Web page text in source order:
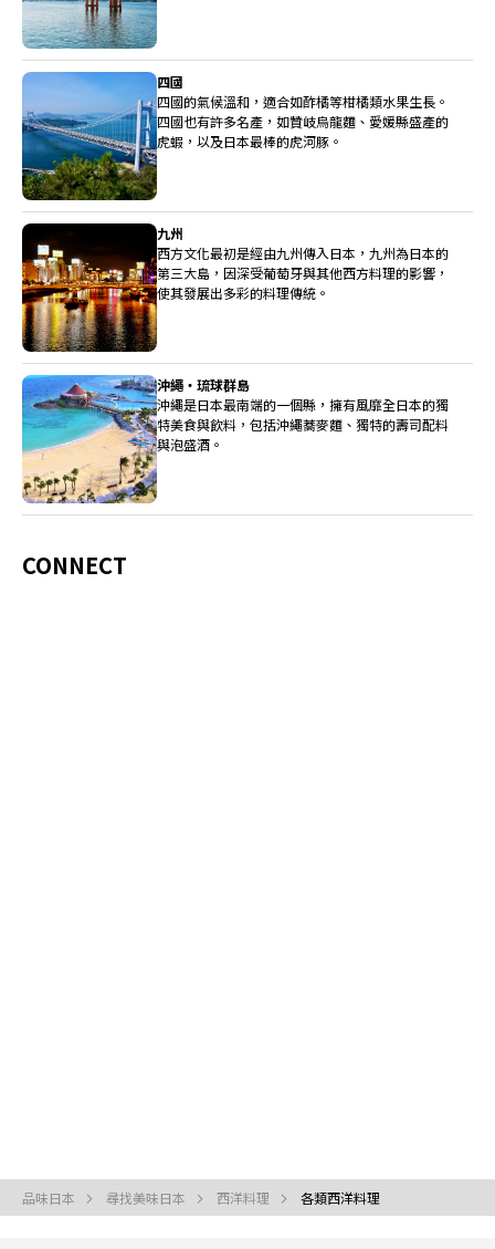
四國
四國的氣候溫和，適合如酢橘等柑橘類水果生長。
四國也有許多名產，如贊岐烏龍麵、愛媛縣盛產的
虎蝦，以及日本最棒的虎河豚。
九州
西方文化最初是經由九州傳入日本，九州為日本的
第三大島，因深受葡萄牙與其他西方料理的影響，
使其發展出多彩的料理傳統。
沖繩・琉球群島
沖繩是日本最南端的一個縣，擁有風靡全日本的獨
特美食與飲料，包括沖繩蕎麥麵、獨特的壽司配料
與泡盛酒。
CONNECT
品味日本 尋找美味日本 西洋料理 各類西洋料理